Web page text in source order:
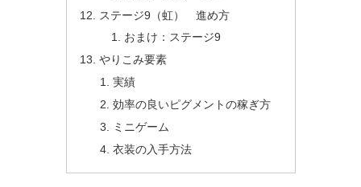
ステージ9（虹） 進め方
おまけ：ステージ9
やりこみ要素
実績
効率の良いピグメントの稼ぎ方
ミニゲーム
衣装の入手方法